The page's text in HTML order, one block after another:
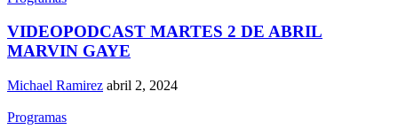
VIDEOPODCAST MARTES 2 DE ABRIL
MARVIN GAYE
Michael Ramirez abril 2, 2024
Programas